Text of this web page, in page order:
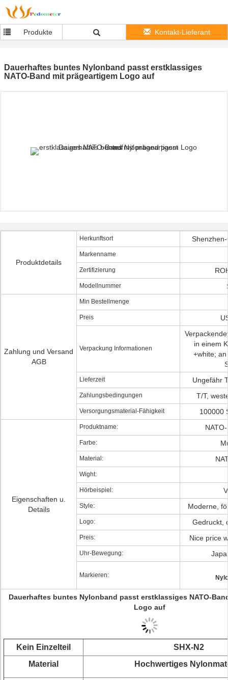
Produkte Kontakt-Lieferant
Dauerhaftes buntes Nylonband passt erstklassiges
NATO-Band mit prägeartigem Logo auf
Produktdetails
Herkunftsort
Markenname
Zertifizierung
Modellnummer
Zahlung und Versand
AGB
Min Bestellmenge
Preis
Verpackung Informationen
in einem
+white;
Lieferzeit Ungefähr
Zahlungsbedingungen T/T,
Versorgungsmaterial-Fähigkeit 100000
Eigenschaften u.
Details
Produktname:
Farbe:
Material:
Wight:
Hörbeispiel:
Style: Moderne,
Logo: Gedruckt,
Preis: Nice price
Uhr-Bewegung:
Markieren:
Dauerhaftes buntes Nylonband passt erstklassiges NATO-
Logo auf
Kein Einzelteil
SHX-N2
Material
Hochwertiges